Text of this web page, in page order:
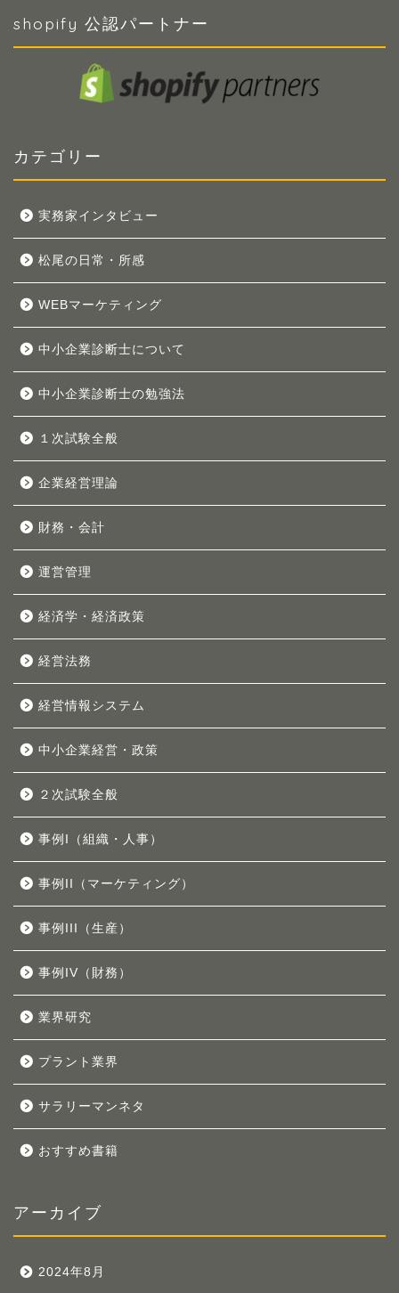
shopify 公認パートナー
カテゴリー
実務家インタビュー
松尾の日常・所感
WEBマーケティング
中小企業診断士について
中小企業診断士の勉強法
１次試験全般
企業経営理論
財務・会計
運営管理
経済学・経済政策
経営法務
経営情報システム
中小企業経営・政策
２次試験全般
事例I（組織・人事）
事例II（マーケティング）
事例III（生産）
事例IV（財務）
業界研究
プラント業界
サラリーマンネタ
おすすめ書籍
アーカイブ
2024年8月